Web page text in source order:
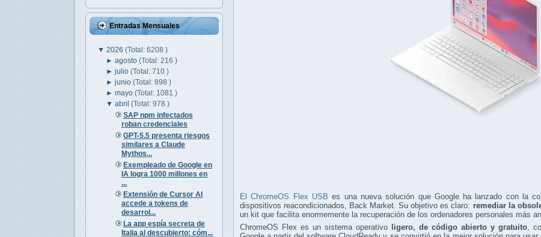
Entradas Mensuales
▼ 2026 (Total: 6208 )
►agosto(Total: 216 )
►julio(Total: 710 )
►junio(Total: 898 )
►mayo(Total: 1081 )
▼abril(Total: 978 )
SAP npm infectados
roban credenciales
GPT-5.5 presenta riesgos
similares a Claude
Mythos...
Exempleado de Google en
IA logra 1000 millones en
...
Extensión de Cursor AI
accede a tokens de
desarrol...
La app espía secreta de
Italia al descubierto: cóm...
El ChromeOS Flex USB es una nueva solución que Google ha lanzado con la
dispositivos reacondicionados, Back Market. Su objetivo es claro: remediar la
un kit que facilita enormemente la recuperación de los ordenadores personales más
ChromeOS Flex es un sistema operativo
ligero, de código abierto y gratuito,